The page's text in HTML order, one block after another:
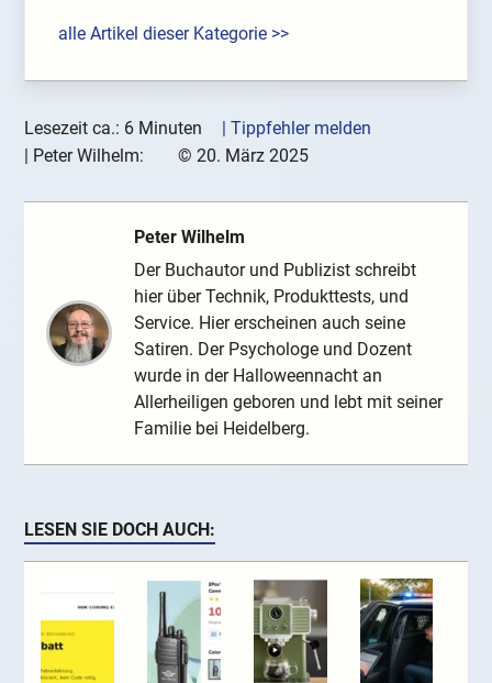
alle Artikel dieser Kategorie >>
Lesezeit ca.: 6 Minuten
| Tippfehler melden
| Peter Wilhelm: © 20. März 2025
Peter Wilhelm
Der Buchautor und Publizist schreibt
hier über Technik, Produkttests, und
Service. Hier erscheinen auch seine
Satiren. Der Psychologe und Dozent
wurde in der Halloweennacht an
Allerheiligen geboren und lebt mit seiner
Familie bei Heidelberg.
LESEN SIE DOCH AUCH: